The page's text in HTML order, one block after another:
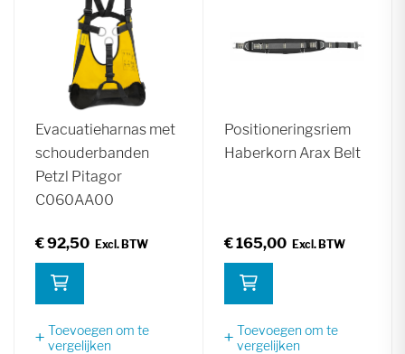
Evacuatieharnas met
schouderbanden
Petzl Pitagor
C060AA00
€ 92,50
Toevoegen om te
vergelijken
Positioneringsriem
Haberkorn Arax Belt
€ 165,00
Toevoegen om te
vergelijken